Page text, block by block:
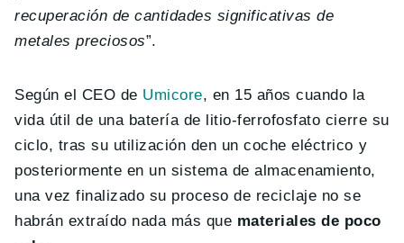
recuperación de cantidades significativas de
metales preciosos”.
Según el CEO de Umicore, en 15 años cuando la
vida útil de una batería de litio-ferrofosfato cierre su
ciclo, tras su utilización den un coche eléctrico y
posteriormente en un sistema de almacenamiento,
una vez finalizado su proceso de reciclaje no se
habrán extraído nada más que materiales de poco